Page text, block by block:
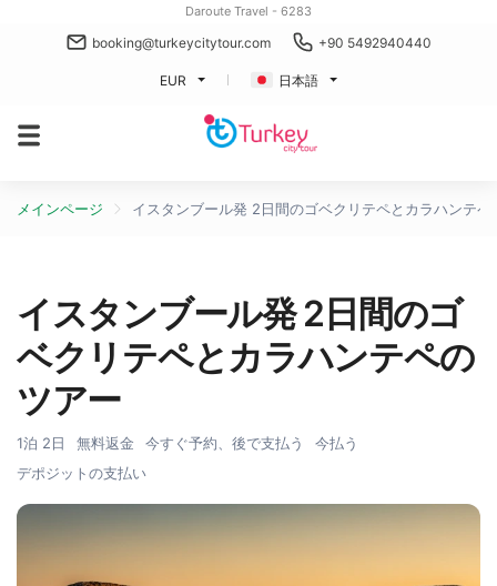
Daroute Travel - 6283
booking@turkeycitytour.com +90 5492940440
EUR 日本語
メインページ イスタンブール発 2日間のゴベクリテペとカラハンテペ
イスタンブール発 2日間のゴ
ベクリテペとカラハンテペの
ツアー
1泊 2日 無料返金 今すぐ予約、後で支払う
今払う
デポジットの支払い